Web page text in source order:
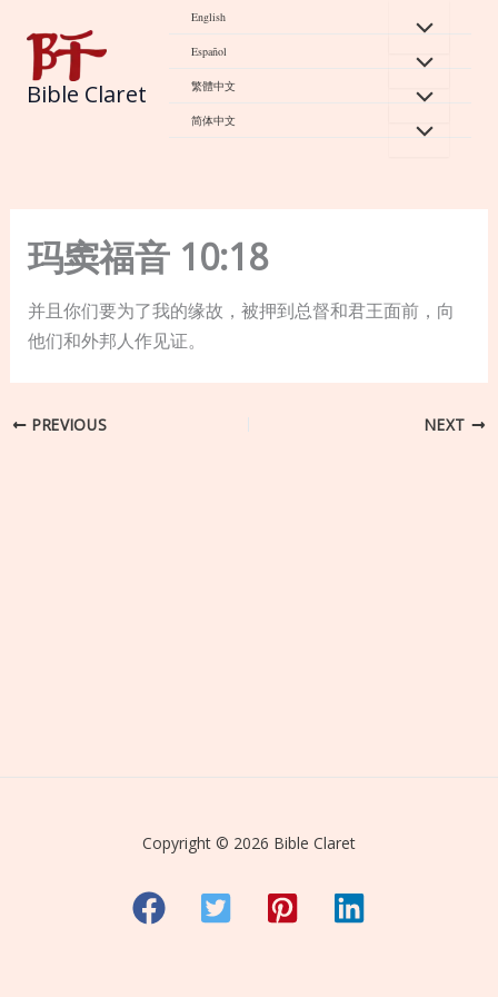
content
Bible Claret
English
Español
繁體中文
简体中文
玛窦福音 10:18
并且你们要为了我的缘故，被押到总督和君王面前，向
他们和外邦人作见证。
PREVIOUS NEXT
Copyright © 2026 Bible Claret